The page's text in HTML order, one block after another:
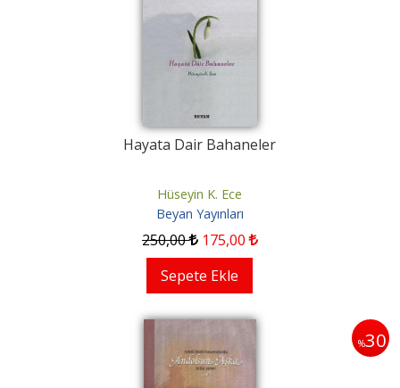
Hayata Dair Bahaneler
Hüseyin K. Ece
Beyan Yayınları
250,00 175,00
Sepete Ekle
%30